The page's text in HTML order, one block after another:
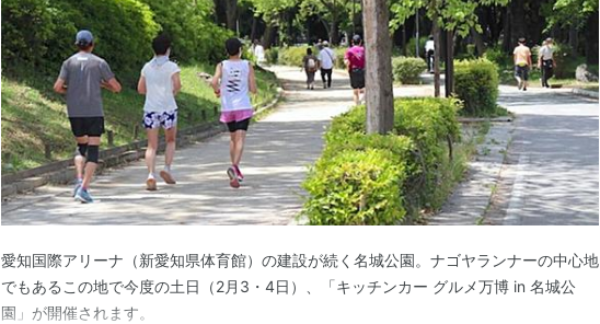
愛知国際アリーナ（新愛知県体育館）の建設が続く名城公園。ナゴヤランナーの中心地
でもあるこの地で今度の土日（2月3・4日）、「キッチンカー グルメ万博 in 名城公
園」が開催されます。